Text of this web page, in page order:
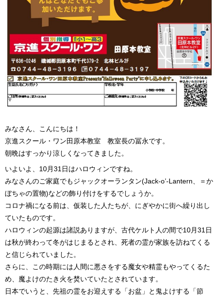
みなさん、こんにちは！
京進スクール・ワン田原本教室 教室長の冨永です。
朝晩はすっかり涼しくなってきました。
いよいよ、10月31日はハロウィンですね。
みなさんのご家庭でもジャックオーランタン(Jack-o’-Lantern、＝か
ぼちゃの置物)などの飾り付けをするでしょうか。
コロナ禍になる前は、仮装した人たちが、にぎやかに街へ繰り出し
ていたものです。
ハロウィンの起源は諸説ありますが、古代ケルト人の間で10月31日
は秋が終わって冬がはじまるとされ、死者の霊が家族を訪ねてくる
と信じられていました。
さらに、この時期には人間に悪さをする魔女や精霊もやってくるた
め、魔よけのたき火を焚いていたとされています。
日本でいうと、先祖の霊をお迎えする「お盆」と鬼よけする「節